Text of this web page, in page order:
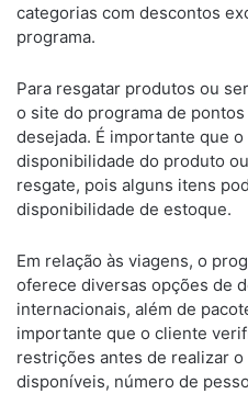
categorias com descontos
programa.
Para resgatar produtos ou
o site do programa de
desejada. É importante que
disponibilidade do produto
resgate, pois alguns itens
disponibilidade de estoque.
Em relação às viagens, o
oferece diversas opções de
internacionais, além de
importante que o cliente
restrições antes de realizar
disponíveis, número de